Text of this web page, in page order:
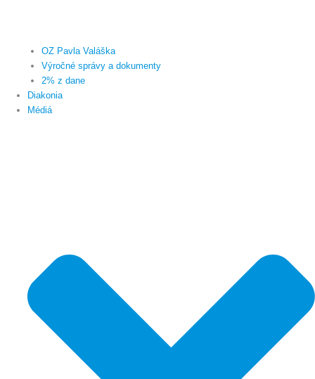
OZ Pavla Valáška
Výročné správy a dokumenty
2% z dane
Diakonia
Médiá